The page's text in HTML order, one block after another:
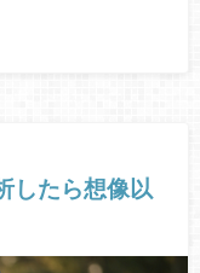
したら想像以